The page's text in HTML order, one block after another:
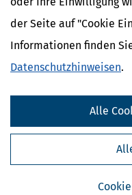
der Seite auf "Cookie
Informationen finden
Datenschutzhinweisen.
Alle
Steuertipps
Steuertipps
Geldtipps
Ja, ich möchte die
von Steuertipps